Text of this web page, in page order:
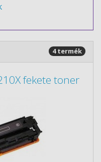
4 termék
fekete toner